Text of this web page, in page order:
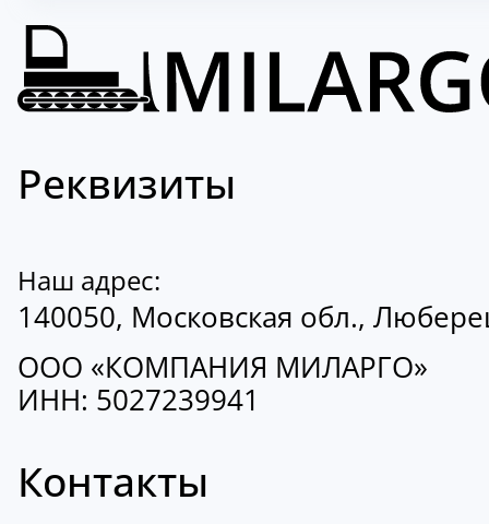
Реквизиты
Наш адрес:
140050, Московская обл.,
ООО «КОМПАНИЯ МИЛАРГО»
ИНН: 5027239941
Контакты